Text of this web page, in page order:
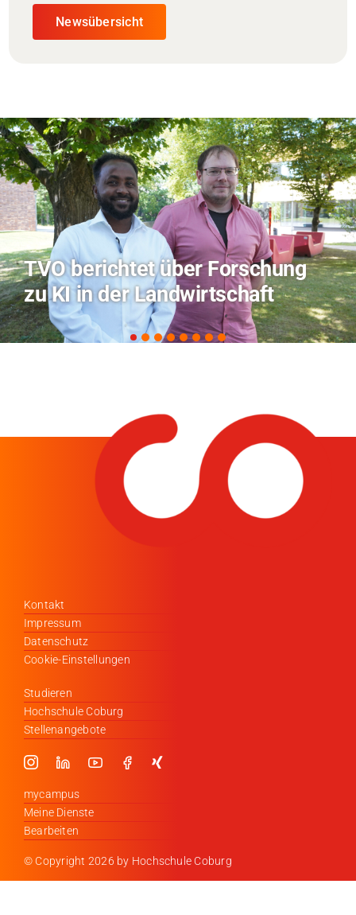
Newsübersicht
Hitze-Aktionstag: Hochschule
Coburg im Radio Bamberg
Kontakt
Impressum
Datenschutz
Cookie-Einstellungen
Studieren
Hochschule Coburg
Stellenangebote
mycampus
Meine Dienste
Bearbeiten
© Copyright 2026 by Hochschule Coburg